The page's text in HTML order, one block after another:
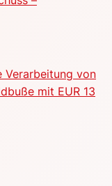
Verarbeitung von
mit EUR 13